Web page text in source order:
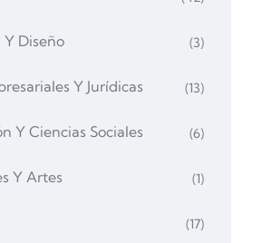
Diseño (3)
Y Jurídicas (13)
Y Ciencias Sociales (6)
Y Artes (1)
(17)